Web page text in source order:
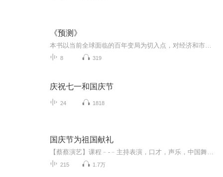
《预测》
8 319
庆祝七一和国庆节
24 1818
国庆节为祖国献礼
215 1.7万